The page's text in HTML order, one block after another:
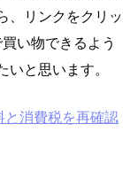
、リンクをクリッ
い物できるよう
と思います。
消費税を再確認